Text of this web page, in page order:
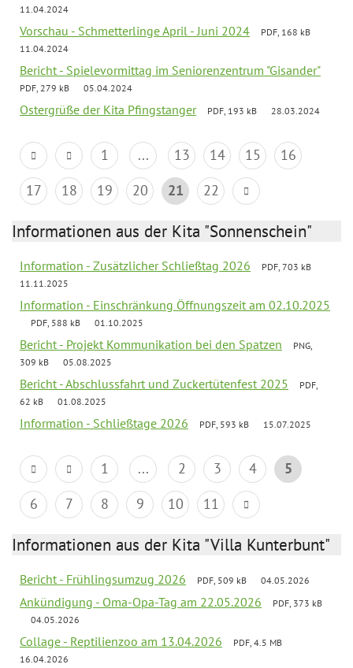
11.04.2024
Vorschau - Schmetterlinge April - Juni 2024
PDF, 168 kB
11.04.2024
Bericht - Spielevormittag im Seniorenzentrum "Gisander"
PDF, 279 kB 05.04.2024
Ostergrüße der Kita Pfingstanger PDF, 193 kB 28.03.2024
1 ... 13 14 15
16
17
18 19 20 21 22
Informationen aus der Kita "Sonnenschein"
Information - Zusätzlicher Schließtag 2026
PDF, 703 kB
11.11.2025
Information - Einschränkung Öffnungszeit am 02.10.2025
PDF, 588 kB 01.10.2025
Bericht - Projekt Kommunikation bei den Spatzen
PNG,
309 kB
05.08.2025
Bericht - Abschlussfahrt und Zuckertütenfest 2025
PDF,
62 kB
01.08.2025
Information - Schließtage 2026 PDF, 593 kB 15.07.2025
1 ... 2 3 4
5
6
7 8 9 10 11
Informationen aus der Kita "Villa Kunterbunt"
Bericht - Frühlingsumzug 2026 PDF, 509 kB 04.05.2026
Ankündigung - Oma-Opa-Tag am 22.05.2026
PDF, 373 kB
04.05.2026
Collage - Reptilienzoo am 13.04.2026
PDF, 4.5 MB
16.04.2026